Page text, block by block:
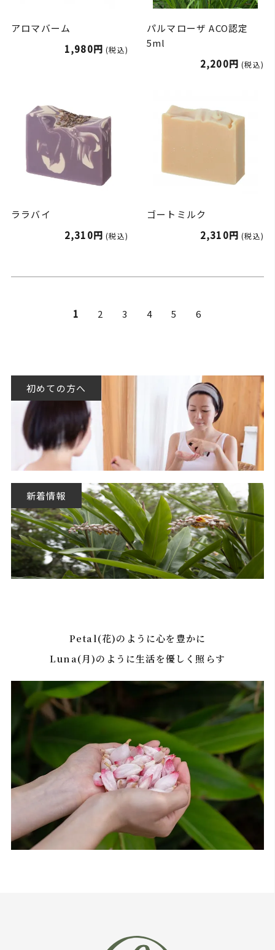
アロマバーム
1,980円 (税込)
パルマローザ ACO認定
5ml
2,200円 (税込)
ララバイ
2,310円 (税込)
ゴートミルク
2,310円 (税込)
1 2 3 4 5 6
初めての方へ
新着情報
Petal(花)のように心を豊かに
Luna(月)のように生活を優しく照らす